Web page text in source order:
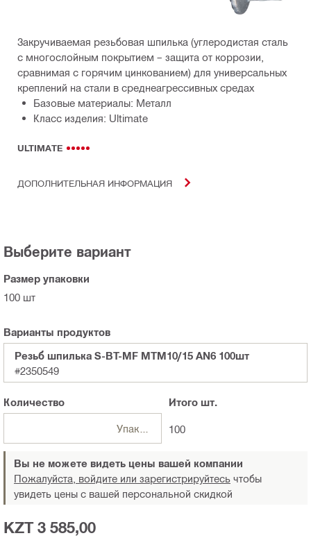
Закручиваемая резьбовая шпилька (углеродистая сталь
с многослойным покрытием – защита от коррозии,
сравнимая с горячим цинкованием) для универсальных
креплений на стали в среднеагрессивных средах
Базовые материалы: Металл
Класс изделия: Ultimate
ULTIMATE
ДОПОЛНИТЕЛЬНАЯ ИНФОРМАЦИЯ
Выберите вариант
Размер упаковки
100 шт
Варианты продуктов
Резьб шпилька S-BT-MF MTM10/15 AN6 100шт
#2350549
Количество
Упаковка
Итогошт.
100
Вы не можете видеть цены вашей компании
Пожалуйста, войдите или зарегистрируйтесь чтобы
увидеть цены с вашей персональной скидкой
KZT 3 585,00